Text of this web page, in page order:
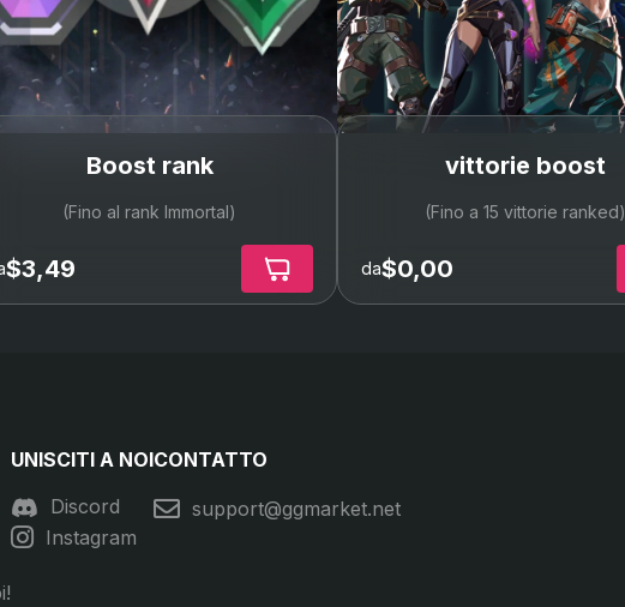
Boost rank
(Fino al rank Immortal)
$3,49
vittorie boost
(Fino a 15 vittorie ranked)
da$0,00
UNISCITI A NOI
Discord
Instagram
CONTATTO
support@ggmarket.net